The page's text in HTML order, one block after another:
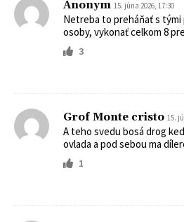
Anonym 15. júna 2026, 17:30
Netreba to preháňať s tými
osoby, vykonať celkom 8
3
Grof Monte cristo 15.
A teho svedu bosá drog
ovlada a pod sebou ma
1